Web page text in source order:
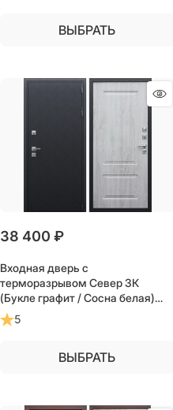
ВЫБРАТЬ
38 400 ₽
Входная дверь с
терморазрывом Север 3К
(Букле графит / Сосна белая)
для частного загородного дома
и дачи
5
ВЫБРАТЬ